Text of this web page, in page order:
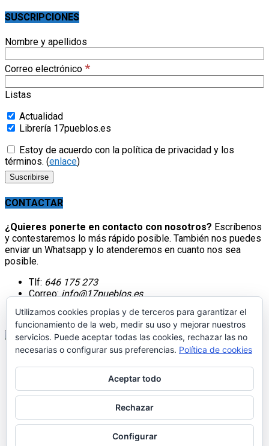
SUSCRIPCIONES
Nombre y apellidos
Correo electrónico *
Listas
Actualidad
Librería 17pueblos.es
Estoy de acuerdo con la política de privacidad y los
términos. (enlace)
CONTACTAR
¿Quieres ponerte en contacto con nosotros? Escríbenos
y contestaremos lo más rápido posible. También nos puedes
enviar un Whatsapp y lo atenderemos en cuanto nos sea
posible.
Tlf: 646 175 273
Correo:info@17pueblos.es
Librería
Utilizamos cookies propias y de terceros para garantizar el
funcionamiento de la web, medir su uso y mejorar nuestros
servicios. Puede aceptar todas las cookies, rechazar las no
necesarias o configurar sus preferencias. Política de cookies
Aceptar todo
Rechazar
Configurar